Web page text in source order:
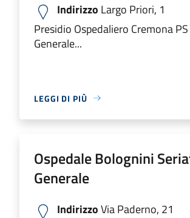
Indirizzo Largo Priori, 1
Presidio Ospedaliero Cremona PS
Generale...
LEGGI DI PIÙ
Ospedale Bolognini
Generale
IndirizzoVia Paderno, 21